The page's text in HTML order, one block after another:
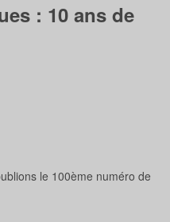
: 10 ans de
le 100ème numéro de